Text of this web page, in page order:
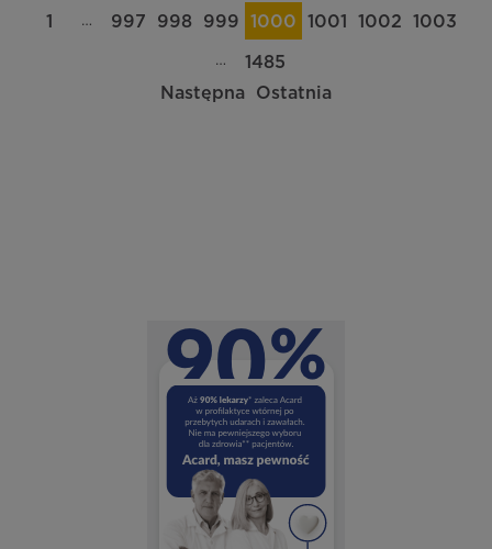
1 … 997 998 999 1000 1001 1002 1003
…
1485
Następna
Ostatnia